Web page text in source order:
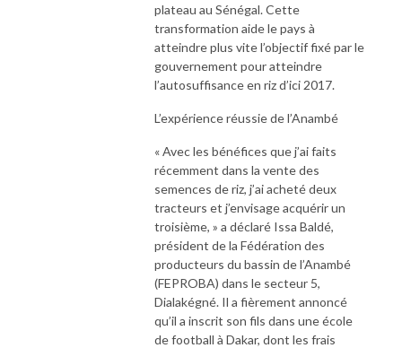
plateau au Sénégal. Cette
transformation aide le pays à
atteindre plus vite l’objectif fixé par le
gouvernement pour atteindre
l’autosuffisance en riz d’ici 2017.
L’expérience réussie de l’Anambé
« Avec les bénéfices que j’ai faits
récemment dans la vente des
semences de riz, j’ai acheté deux
tracteurs et j’envisage acquérir un
troisième, » a déclaré Issa Baldé,
président de la Fédération des
producteurs du bassin de l’Anambé
(FEPROBA) dans le secteur 5,
Dialakégné. Il a fièrement annoncé
qu’il a inscrit son fils dans une école
de football à Dakar, dont les frais